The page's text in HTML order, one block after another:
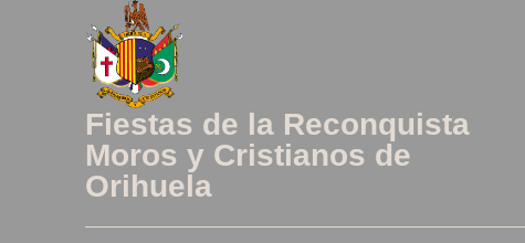
Fiestas de la Reconquista
Moros y Cristianos de
Orihuela